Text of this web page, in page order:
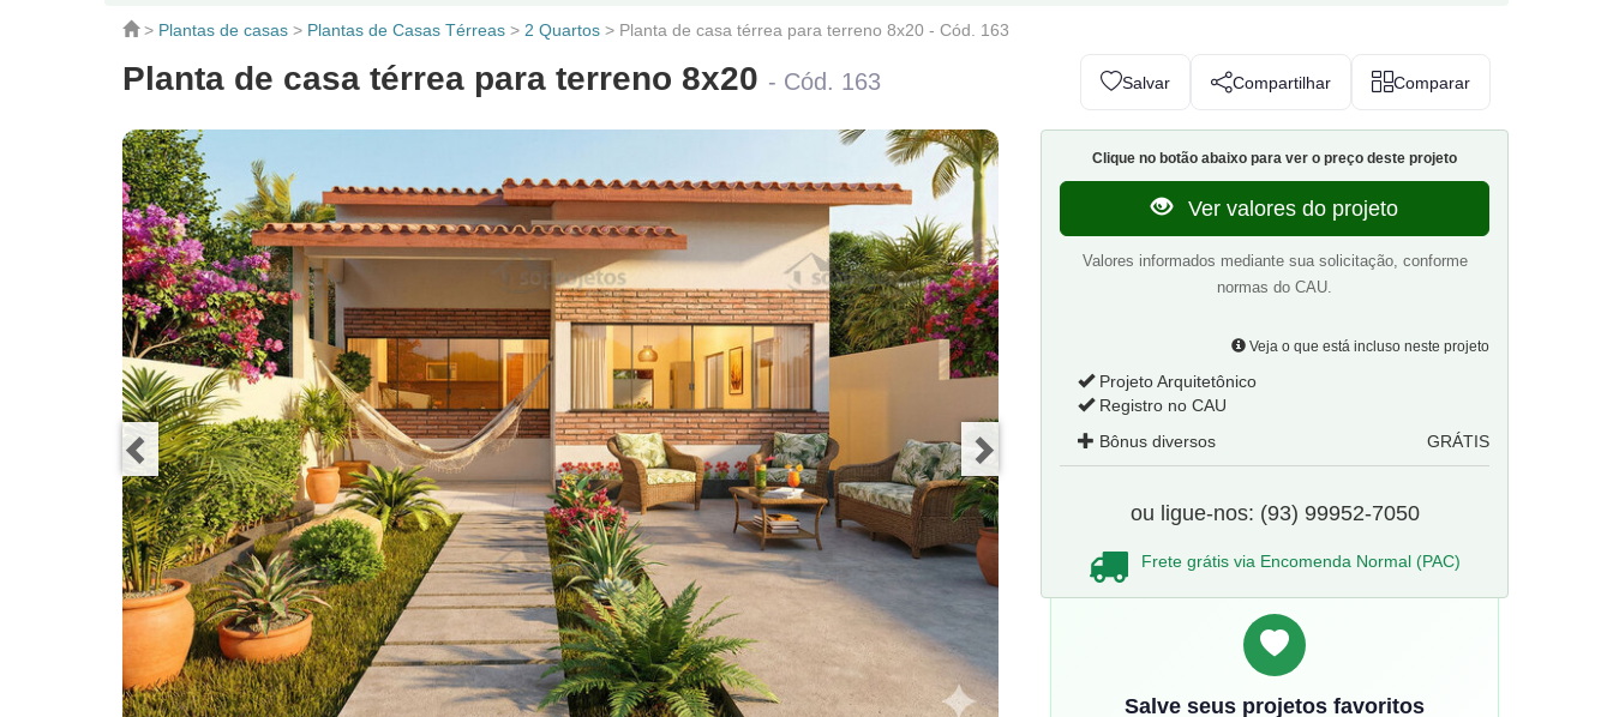
> Plantas de casas > Plantas de Casas Térreas > 2 Quartos > Planta de casa térrea para terreno 8x20 - Cód. 163
Planta de casa térrea para terreno 8x20 - Cód. 163 Salvar Compartilhar Comparar
Clique no botão abaixo para ver o preço deste projeto
Ver valores do projeto
Valores informados mediante sua solicitação, conforme
normas do CAU.
Veja o que está incluso neste projeto
Projeto Arquitetônico
Registro no CAU
Bônus diversos
GRÁTIS
ou ligue-nos: (93) 99952-7050
Frete grátis via Encomenda Normal (PAC)
Salve seus projetos favoritos